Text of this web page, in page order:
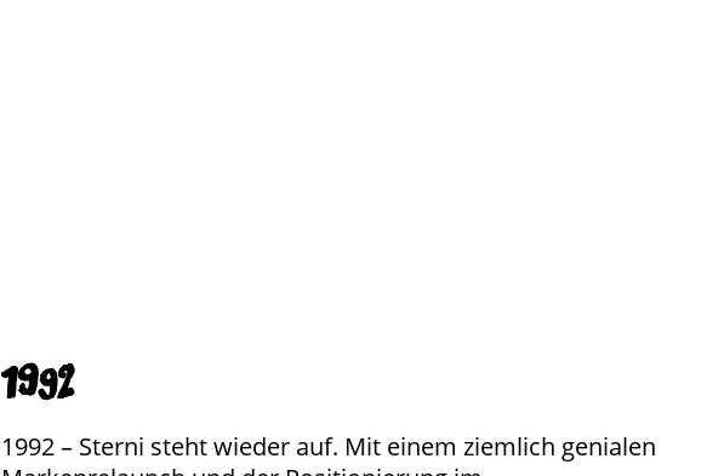
1992
1992 – Sterni steht wieder auf. Mit einem ziemlich genialen